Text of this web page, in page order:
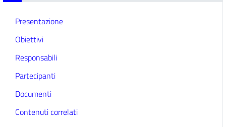
Presentazione
Obiettivi
Responsabili
Partecipanti
Documenti
Contenuti correlati